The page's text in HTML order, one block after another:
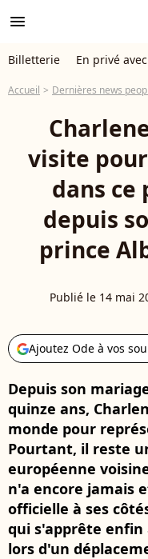
menu
Billetterie En privé avec
Accueil Dernières news
visite
dans ce
depuis
prince
Publié le 14 mai
Ajoutez Ode à vos
Depuis son
quinze ans,
monde pour
Pourtant, il reste
européenne
n'a encore jamais
officielle à ses
qui s'apprête
lors d'un